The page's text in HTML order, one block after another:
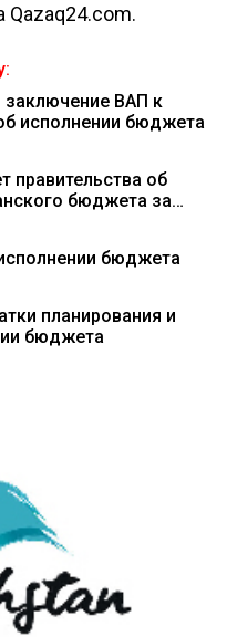
Qazaq24.com.
заключение ВАП к
исполнении бюджета
правительства об
бюджета за
бюджета
планирования и
бюджета